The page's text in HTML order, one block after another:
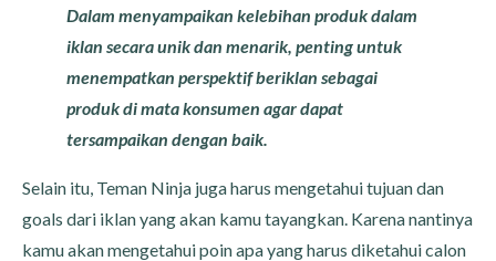
Dalam menyampaikan kelebihan produk dalam
iklan secara unik dan menarik, penting untuk
menempatkan perspektif beriklan sebagai
produk di mata konsumen agar dapat
tersampaikan dengan baik.
Selain itu, Teman Ninja juga harus mengetahui tujuan dan
goals dari iklan yang akan kamu tayangkan. Karena nantinya
kamu akan mengetahui poin apa yang harus diketahui calon